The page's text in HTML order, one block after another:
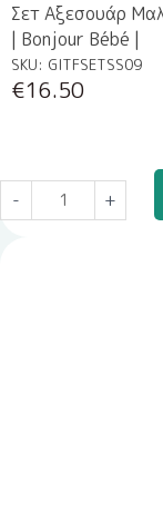
Σετ Αξεσουάρ
| Bonjour Bébé |
SKU: GITFSETSS09
€16.50
- +